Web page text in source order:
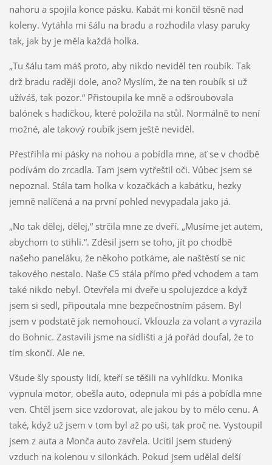
nahoru a spojila konce pásku. Kabát mi končil těsně nad
koleny. Vytáhla mi šálu na bradu a rozhodila vlasy paruky
tak, jak by je měla každá holka.
„Tu šálu tam máš proto, aby nikdo neviděl ten roubík. Tak
drž bradu raději dole, ano? Myslím, že na ten roubík si už
užíváš, tak pozor.“ Přistoupila ke mně a odšroubovala
balónek s hadičkou, které položila na stůl. Normálně to není
možné, ale takový roubík jsem ještě neviděl.
Přestřihla mi pásky na nohou a pobídla mne, ať se v chodbě
podívám do zrcadla. Tam jsem vytřeštil oči. Vůbec jsem se
nepoznal. Stála tam holka v kozačkách a kabátku, hezky
jemně nalíčená a na první pohled nevypadala jako já.
„No tak dělej, dělej,“ strčila mne ze dveří. „Musíme jet autem,
abychom to stihli.“. Zděsil jsem se toho, jít po chodbě
našeho paneláku, že někoho potkáme, ale naštěstí se nic
takového nestalo. Naše C5 stála přímo před vchodem a tam
také nikdo nebyl. Otevřela mi dveře u spolujezdce a když
jsem si sedl, připoutala mne bezpečnostním pásem. Byl
jsem v podstatě jak nemohoucí. Vklouzla za volant a vyrazila
do Bohnic. Zastavili jsme na sídlišti a já pořád doufal, že to
tím skončí. Ale ne.
Všude šly spousty lidí, kteří se těšili na vyhlídku. Monika
vypnula motor, obešla auto, odepnula mi pás a pobídla mne
ven. Chtěl jsem sice vzdorovat, ale jakou by to mělo cenu. A
také, když už jsem v tom byl až po uši, tak proč ne. Vystoupil
jsem z auta a Monča auto zavřela. Ucítil jsem studený
vzduch na kolenou v silonkách. Pokud jsem udělal delší